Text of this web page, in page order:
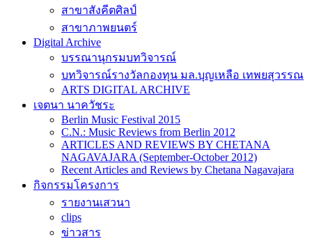
สาขาสังคีตศิลป์
สาขาภาพยนตร์
Digital Archive
บรรณานุกรมบทวิจารณ์
บทวิจารณ์รางวัลกองทุน มล.บุญเหลือ เทพยสุวรรณ
ARTS DIGITAL ARCHIVE
เจตนา นาควัชระ
Berlin Music Festival 2015
C.N.: Music Reviews from Berlin 2012
ARTICLES AND REVIEWS BY CHETANA
NAGAVAJARA (September-October 2012)
Recent Articles and Reviews by Chetana Nagavajara
กิจกรรมโครงการ
รายงานเสวนา
clips
ข่าวสาร